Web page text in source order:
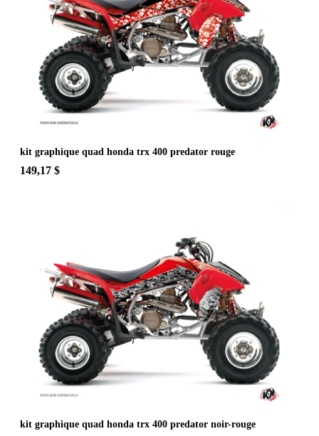
kit graphique quad honda trx 400 predator rouge
149,17 $
kit graphique quad honda trx 400 predator noir-rouge